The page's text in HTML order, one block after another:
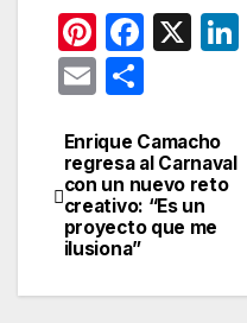
Pi
nt
er
e
st
F
e
b
o
k
X
E
ail m
p
ar
Navegación
de
entradas
Enrique Camacho
regresa al Carnaval
con un nuevo reto
creativo: “Es un
proyecto que me
ilusiona”